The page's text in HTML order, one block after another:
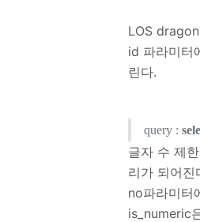
LOS
id 파라미터
린다.
query :
글자 수 제
리가 되어진
no파라미터
is_numeric